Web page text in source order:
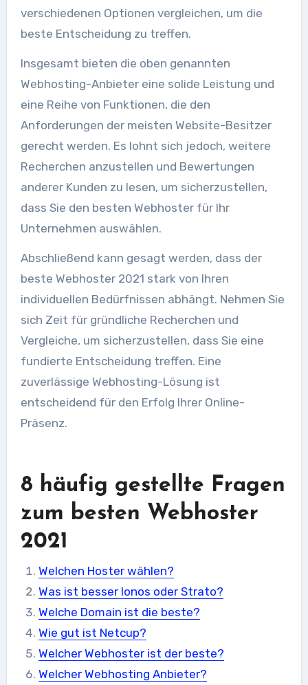
verschiedenen Optionen vergleichen, um die
beste Entscheidung zu treffen.
Insgesamt bieten die oben genannten
Webhosting-Anbieter eine solide Leistung und
eine Reihe von Funktionen, die den
Anforderungen der meisten Website-Besitzer
gerecht werden. Es lohnt sich jedoch, weitere
Recherchen anzustellen und Bewertungen
anderer Kunden zu lesen, um sicherzustellen,
dass Sie den besten Webhoster für Ihr
Unternehmen auswählen.
Abschließend kann gesagt werden, dass der
beste Webhoster 2021 stark von Ihren
individuellen Bedürfnissen abhängt. Nehmen Sie
sich Zeit für gründliche Recherchen und
Vergleiche, um sicherzustellen, dass Sie eine
fundierte Entscheidung treffen. Eine
zuverlässige Webhosting-Lösung ist
entscheidend für den Erfolg Ihrer Online-
Präsenz.
8 häufig gestellte Fragen
zum besten Webhoster
2021
Welchen Hoster wählen?
Was ist besser Ionos oder Strato?
Welche Domain ist die beste?
Wie gut ist Netcup?
Welcher Webhoster ist der beste?
Welcher Webhosting Anbieter?